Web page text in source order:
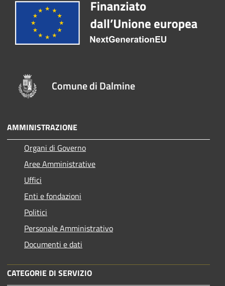
Comune di Dalmine
AMMINISTRAZIONE
Organi di Governo
Aree Amministrative
Uffici
Enti e fondazioni
Politici
Personale Amministrativo
Documenti e dati
CATEGORIE DI SERVIZIO